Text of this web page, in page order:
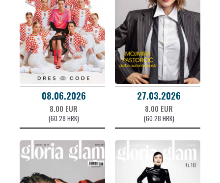
08.06.2026
8.00 EUR
(60.28 HRK)
27.03.2026
8.00 EUR
(60.28 HRK)